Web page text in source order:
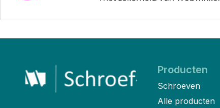
Producten
Schroeven
Alle producten